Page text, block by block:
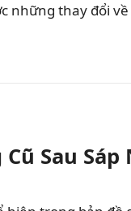
những thay đổi
Sau Sáp